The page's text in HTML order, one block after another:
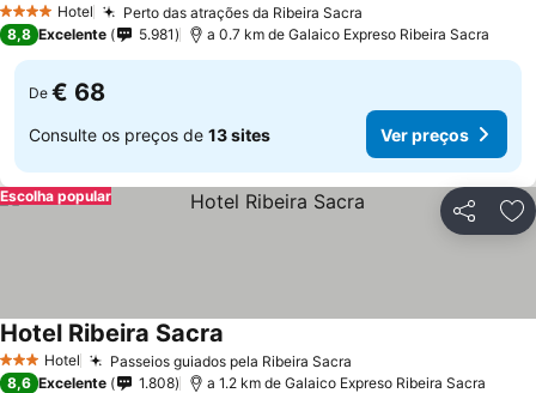
4 EstrelasHotel Perto das atrações da Ribeira Sacra
8,8 Excelente 5.981 a 0.7 km de Galaico Expreso Ribeira Sacra
De € 68
Consulte os preços de 13 sites Ver preços
Partilhar
Escolha popular
3 EstrelasHotel Passeios guiados pela Ribeira Sacra
Hotel Ribeira Sacra
8,6 Excelente 1.808 a 1.2 km de Galaico Expreso Ribeira Sacra